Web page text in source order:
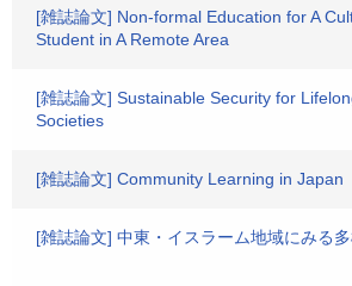
[雑誌論文] Non-formal Education for A
Student in A Remote Area
[雑誌論文] Sustainable Security for
Societies
[雑誌論文] Community Learning in Japan
[雑誌論文] 中東・イスラーム地域にみる